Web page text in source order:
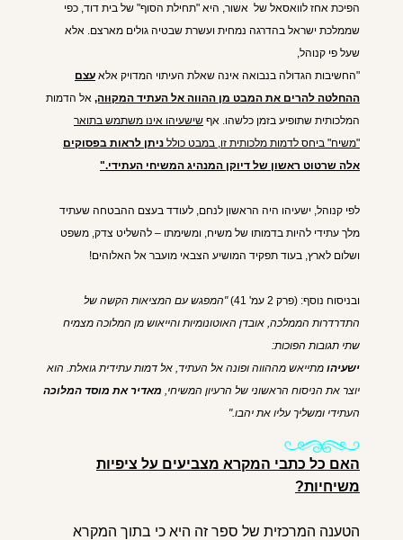
הפיכת אחז לוואסאל של אשור, היא "תחילת הסוף" של בית דוד, כפי
שממלכת ישראל בהדרגה נמחית ועשרת שבטיה גולים מארצם. אלא
שעל פי קנוהל,
"החשיבות הגדולה בנבואה אינה שאלת העיתוי המדויק אלא עצם
ההחלטה להרים את המבט מן ההווה אל העתיד המקוּוה, אל הדמות
המלכותית שתופיע בזמן כלשהו. אף שישעיהו אינו משתמש בתואר
"משיח" ביחס לדמות מלכותית זו, במבט כולל ניתן לראות בפסוקים
אלה שרטוט ראשון של דיוקן המנהיג המשיחי העתידי."
לפי קנוהל, ישעיהו היה הראשון לנחם, לעודד בעצם ההבטחה שעתיד
מלך עתידי להיות בדמותו של משיח, ומשימתו – להשליט צדק, משפט
ושלום לארץ, בעוד תפקיד המושיע הצבאי מועבר אל האלוהים!
ובניסוח נוסף: (פרק 2 עמ' 41)
"המפגש עם המציאות הקשה של
התדרדרות הממלכה, אובדן האוטונומיות והייאוש מן המלוכה מצמיח
שתי תגובות הפוכות:
ישעיהו מתייאש מההווה ופונה אל העתיד, אל דמות עתידית גואלת. הוא
יוצר את הניסוח הראשוני של הרעיון המשיחי, מאדיר את מוסד המלוכה
העתידי ומשליך עליו את יהבו."
האם כל כתבי המקרא מצביעים על ציפיות
משיחיות?
הטענה המרכזית של ספר זה היא כי בתוך המקרא